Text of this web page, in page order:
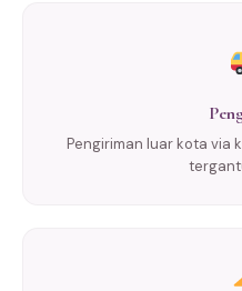
Pengiriman luar kota via